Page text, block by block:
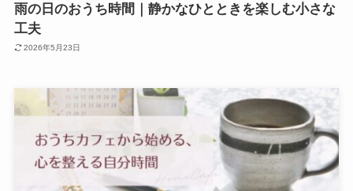
雨の日のおうち時間｜静かなひとときを楽しむ小さな
工夫
2026年5月23日